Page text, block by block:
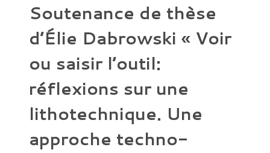
Soutenance de thèse
d’Élie Dabrowski « Voir
ou saisir l’outil:
réflexions sur une
lithotechnique. Une
approche techno-